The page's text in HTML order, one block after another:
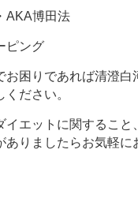
AKA博田法
ピング
困りであれば清澄
ださい。
イエットに関するこ
ありましたらお気軽に